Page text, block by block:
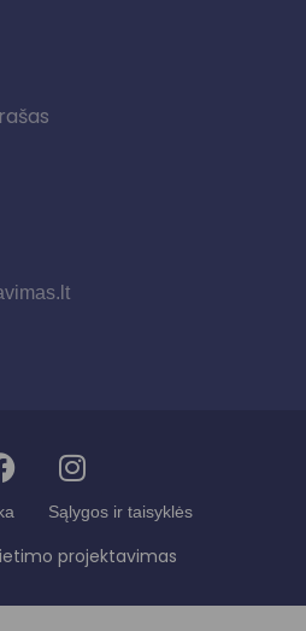
Sąlygos ir taisyklės
projektavimas